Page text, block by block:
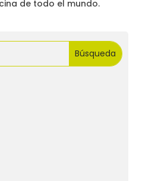
de todo el mundo.